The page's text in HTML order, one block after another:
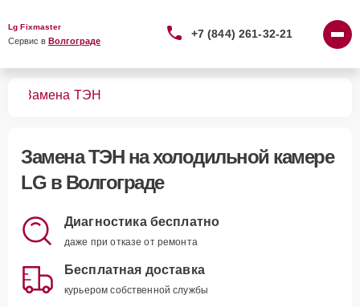
Lg Fixmaster
Сервис в Волгограде
+7 (844) 261-32-21
Замена ТЭН
Замена ТЭНна холодильной камере
LG в Волгограде
Диагностика бесплатно
даже при отказе от ремонта
Бесплатная доставка
курьером собственной службы